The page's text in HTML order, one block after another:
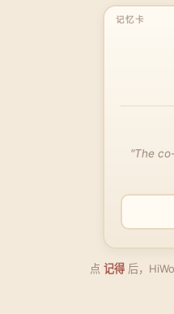
"The
点 记得 后，